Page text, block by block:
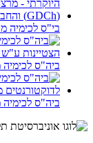
בי"ס לכימיה
ביה"ס
ביה"ס